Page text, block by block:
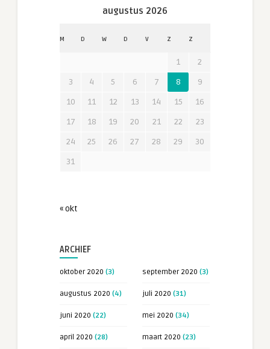
augustus 2026
M D W D V Z Z
1
2
3
4 5 6 7 8
9
10
11 12 13 14 15
16
17
18 19 20 21 22
23
24
25 26 27 28 29
30
31
« okt
ARCHIEF
oktober 2020 (3) september 2020 (3)
augustus 2020 (4) juli 2020 (31)
juni 2020 (22) mei 2020 (34)
april 2020 (28) maart 2020 (23)